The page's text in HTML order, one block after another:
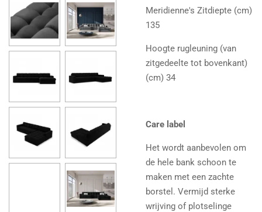
Meridienne's Zitdiepte (cm)
135
Hoogte rugleuning (van
zitgedeelte tot bovenkant)
(cm) 34
Care label
Het wordt aanbevolen om
de hele bank schoon te
maken met een zachte
borstel. Vermijd sterke
wrijving of plotselinge